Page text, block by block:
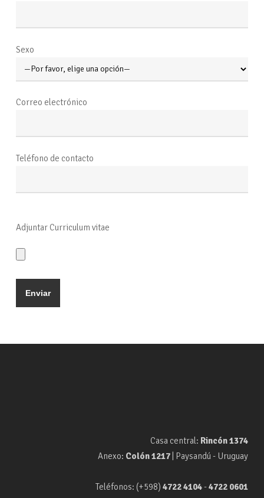
Sexo
Correo electrónico
Teléfono de contacto
Adjuntar Curriculum vitae
Casa central: Rincón 1374
Anexo: Colón 1217 | Paysandú - Uruguay
Teléfonos: (+598)4722 4104-4722 0601